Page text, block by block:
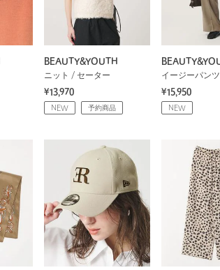
BEAUTY&YOUTH
ニット / セーター
¥13,970
NEW 予約商品
イージーパンツ
¥15,950
NEW